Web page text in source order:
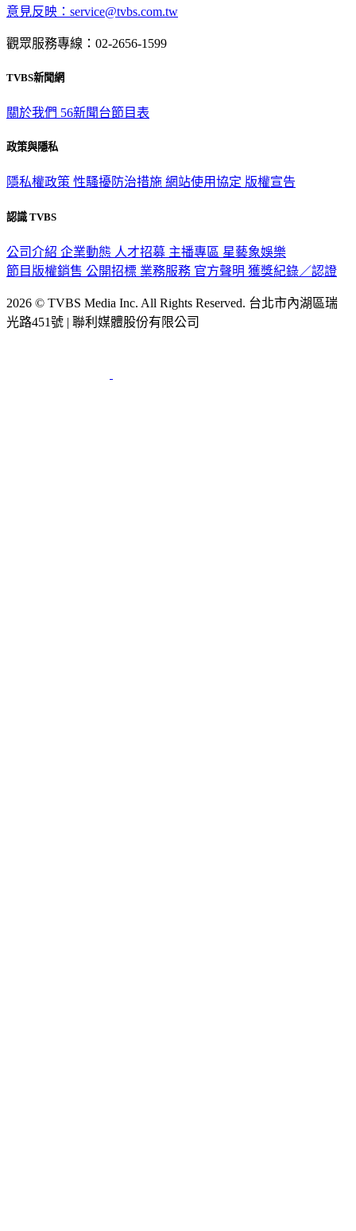
意見反映：service@tvbs.com.tw
觀眾服務專線：02-2656-1599
TVBS新聞網
關於我們 56新聞台節目表
政策與隱私
隱私權政策 性騷擾防治措施 網站使用協定 版權宣告
認識 TVBS
公司介紹 企業動態 人才招募 主播專區 星藝象娛樂
節目版權銷售 公開招標 業務服務 官方聲明 獲獎紀錄／認證
2026 © TVBS Media Inc. All Rights Reserved. 台北市內湖區瑞
光路451號 | 聯利媒體股份有限公司